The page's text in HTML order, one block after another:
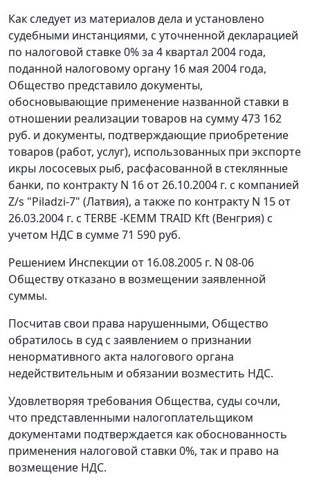
Как следует из материалов дела и установлено
судебными инстанциями, с уточненной декларацией
по налоговой ставке 0% за 4 квартал 2004 года,
поданной налоговому органу 16 мая 2004 года,
Общество представило документы,
обосновывающие применение названной ставки в
отношении реализации товаров на сумму 473 162
руб. и документы, подтверждающие приобретение
товаров (работ, услуг), использованных при экспорте
икры лососевых рыб, расфасованной в стеклянные
банки, по контракту N 16 от 26.10.2004 г. с компанией
Z/s "Piladzi-7" (Латвия), а также по контракту N 15 от
26.03.2004 г. с TERBE -КЕММ TRAID Kft (Венгрия) с
учетом НДС в сумме 71 590 руб.
Решением Инспекции от 16.08.2005 г. N 08-06
Обществу отказано в возмещении заявленной
суммы.
Посчитав свои права нарушенными, Общество
обратилось в суд с заявлением о признании
ненормативного акта налогового органа
недействительным и обязании возместить НДС.
Удовлетворяя требования Общества, суды сочли,
что представленными налогоплательщиком
документами подтверждается как обоснованность
применения налоговой ставки 0%, так и право на
возмещение НДС.